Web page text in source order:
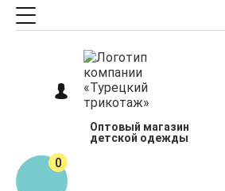
Оптовый магазин
детской одежды
0